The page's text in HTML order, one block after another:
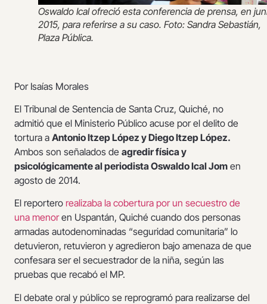
Oswaldo Ical ofreció esta conferencia de prensa, en
2015, para referirse a su caso. Foto: Sandra Sebastián,
Plaza Pública.
Por Isaías Morales
El Tribunal de Sentencia de Santa Cruz, Quiché, no
admitió que el Ministerio Público acuse por el delito de
tortura a Antonio Itzep López y Diego Itzep López.
Ambos son señalados de agredir física y
psicológicamente al periodista Oswaldo Ical Jom en
agosto de 2014.
El reportero realizaba la cobertura por un secuestro de
una menoren Uspantán, Quiché cuando dos personas
armadas autodenominadas “seguridad comunitaria” lo
detuvieron, retuvieron y agredieron bajo amenaza de que
confesara ser el secuestrador de la niña, según las
pruebas que recabó el MP.
El debate oral y público se reprogramó para realizarse del